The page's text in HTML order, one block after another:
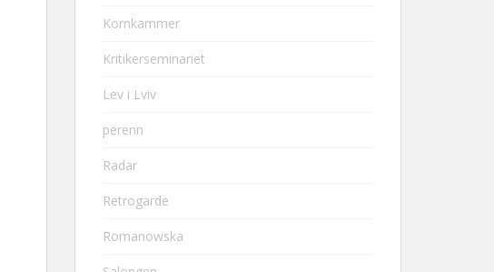
Kornkammer
Kritikerseminariet
Lev i Lviv
perenn
Radar
Retrogarde
Romanowska